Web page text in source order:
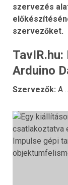
szervezés
szervezőket.
Arduino
Szervezők: A